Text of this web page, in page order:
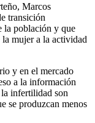
Marcos
transición
la población y que
mujer a la actividad
y en el mercado
a la información
infertilidad son
se produzcan menos